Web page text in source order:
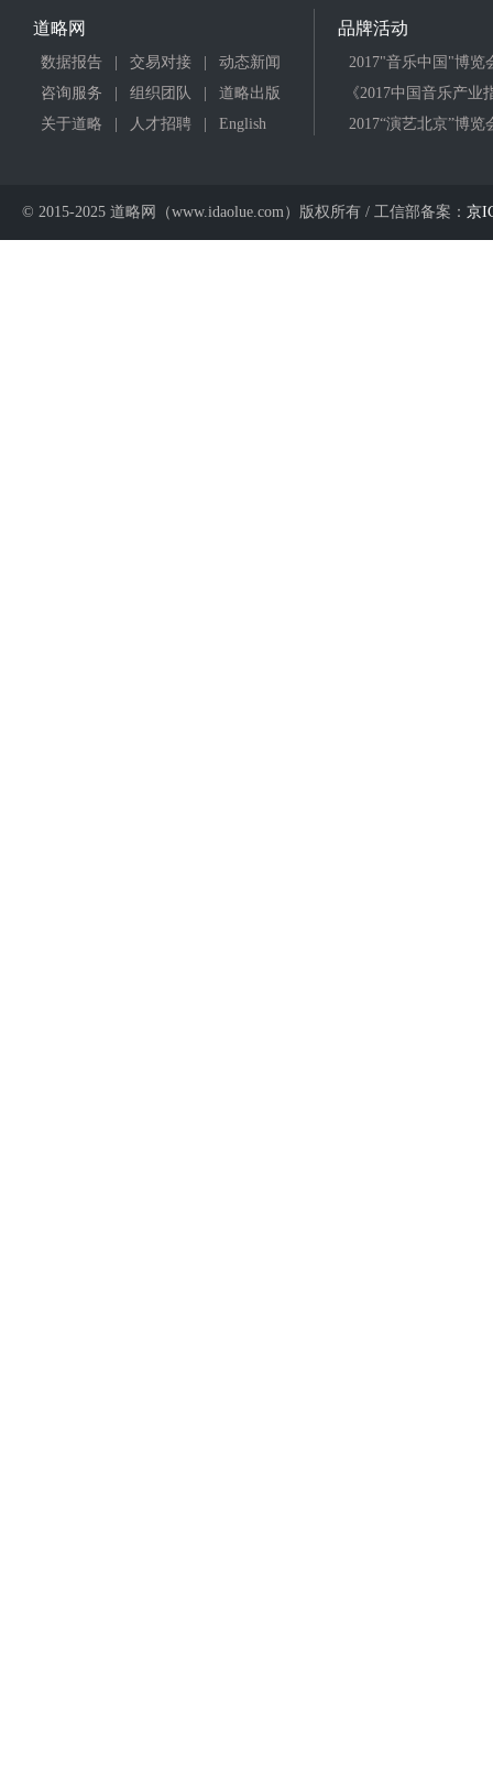
道略网
数据报告 交易对接
动态新闻
咨询服务
组织团队
道略出版
关于道略
人才招聘 English
品牌活动
2017"音乐中国"博览
《2017中国音乐产业
2017“演艺北京”博览
© 2015-2025 道略网（www.idaolue.com）版权所有 / 工信部备案： 京